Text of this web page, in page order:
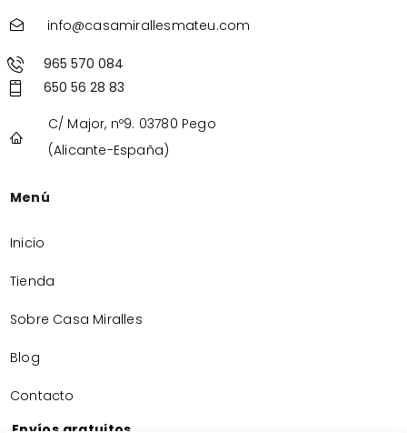
info@casamirallesmateu.com
965 570 084
650 56 28 83
C/ Major, nº9. 03780 Pego
(Alicante-España)
Menú
Inicio
Tienda
Sobre Casa Miralles
Blog
Contacto
Envíos gratuitos